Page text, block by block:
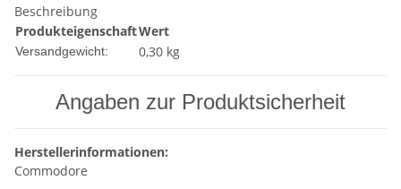
Beschreibung
ProdukteigenschaftWert
Versandgewicht: 0,30 kg
Angaben zur Produktsicherheit
Herstellerinformationen:
Commodore